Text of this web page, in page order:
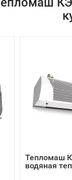
Тепломаш
водяная